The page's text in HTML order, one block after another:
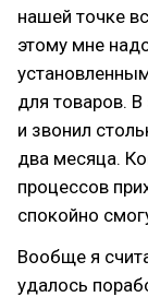
нашей точке
этому мне
для товаров. В
и звонил
два месяца.
процессов
спокойно
Вообще я
удалось